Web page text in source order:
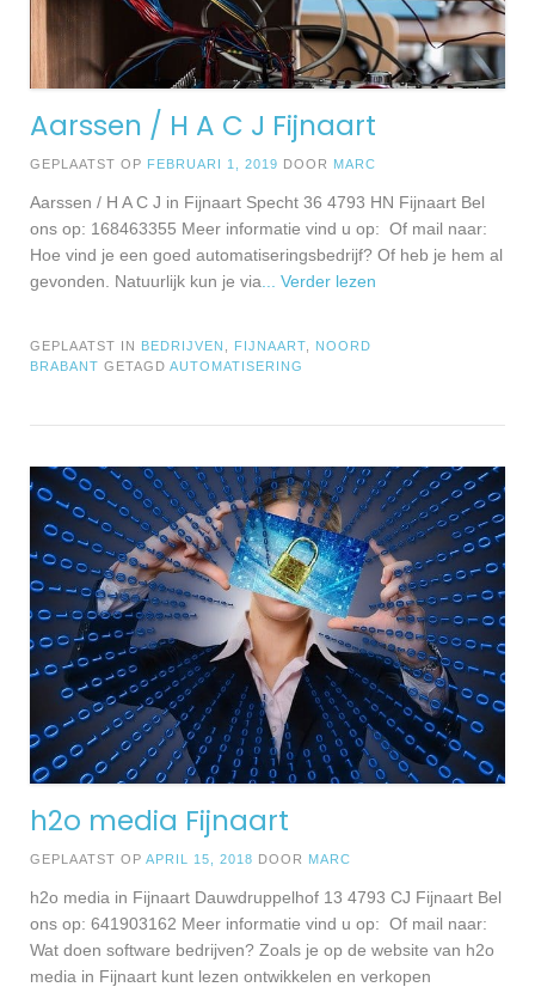
Aarssen / H A C J Fijnaart
GEPLAATST OP FEBRUARI 1, 2019 DOOR MARC
Aarssen / H A C J in Fijnaart Specht 36 4793 HN Fijnaart Bel
ons op: 168463355 Meer informatie vind u op: Of mail naar:
Hoe vind je een goed automatiseringsbedrijf? Of heb je hem al
gevonden. Natuurlijk kun je via ... Verder lezen
GEPLAATST IN BEDRIJVEN FIJNAART
NOORD
BRABANT GETAGD AUTOMATISERING
h2o media Fijnaart
GEPLAATST OP APRIL 15, 2018 DOOR MARC
h2o media in Fijnaart Dauwdruppelhof 13 4793 CJ Fijnaart Bel
ons op: 641903162 Meer informatie vind u op: Of mail naar:
Wat doen software bedrijven? Zoals je op de website van h2o
media in Fijnaart kunt lezen ontwikkelen en verkopen